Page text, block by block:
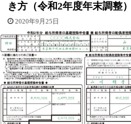
き方（令和2年度年末調整）
2020年9月25日